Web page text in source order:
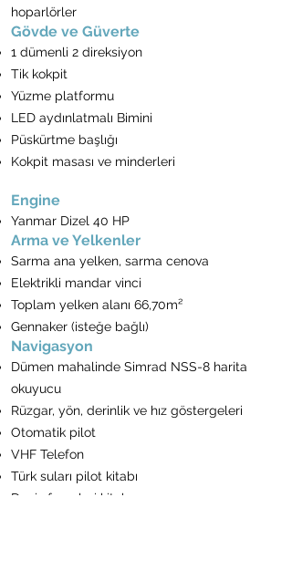
hoparlörler
Gövde ve Güverte
1 dümenli 2 direksiyon
Tik kokpit
Yüzme platformu
LED aydınlatmalı Bimini
Püskürtme başlığı
Kokpit masası ve minderleri
Engine
Yanmar Dizel 40 HP
Arma ve Yelkenler
Sarma ana yelken, sarma cenova
Elektrikli mandar vinci
Toplam yelken alanı 66,70m²
Gennaker (isteğe bağlı)
Navigasyon
Dümen mahalinde Simrad NSS-8 harita
okuyucu
Rüzgar, yön, derinlik ve hız göstergeleri
Otomatik pilot
VHF Telefon
Türk suları pilot kitabı
Deniz fenerleri kitabı